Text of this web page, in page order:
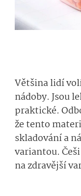
Většina lidí
nádoby. Jsou
praktické.
že tento
skladování a
variantou.
na zdravější